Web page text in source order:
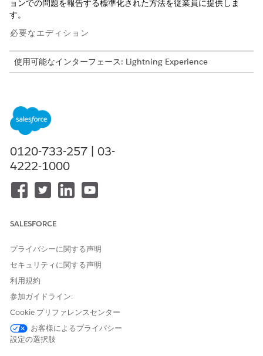
ョンでの問題を報告する標準化された方法を従業員に提供しま
す。
必要なエディション
使用可能なインターフェース: Lightning Experience
Edition。
このテンプレートでは、正確かつ監査可能な履行のために重要な
す。テンプレートに含まれている内容を確認します。
このテンプレートの受入フォームでは、従業員から次の詳細を取
アプリケーション名: 問題に関連する Microsoft 365 アプリケ
問題の説明: Microsoft 365 アプリケーションの問題または要
求の詳細な説明。
Impact (影響): 問題によるビジネスへの影響のレベル。
手動履行
このサービスプロセスでは、手動履行の要求が IT チームに転送さ
れます。Flow Builder でフローを作成し、マネージャー承認や自
0120-733-257 | 03-
4222-1000
SALESFORCE
プライバシーに関する声明
セキュリティに関する声明
利用規約
参加ガイドライン:
Cookie プリファレンスセンター
お客様によるプライバシー
設定の選択肢